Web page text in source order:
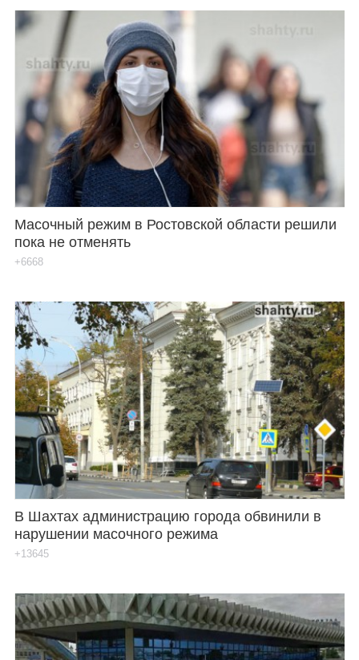
Масочный режим в Ростовской области решили
пока не отменять
+6668
В Шахтах администрацию города обвинили в
нарушении масочного режима
+13645